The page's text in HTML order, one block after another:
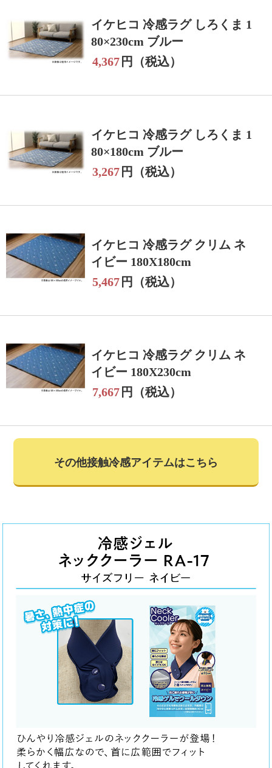
イケヒコ 冷感ラグ しろくま 1
80×230cm ブルー
4,367 円（税込）
イケヒコ 冷感ラグ しろくま 1
80×180cm ブルー
3,267 円（税込）
イケヒコ 冷感ラグ クリム ネ
イビー 180X180cm
5,467 円（税込）
イケヒコ 冷感ラグ クリム ネ
イビー 180X230cm
7,667 円（税込）
その他接触冷感アイテムはこちら